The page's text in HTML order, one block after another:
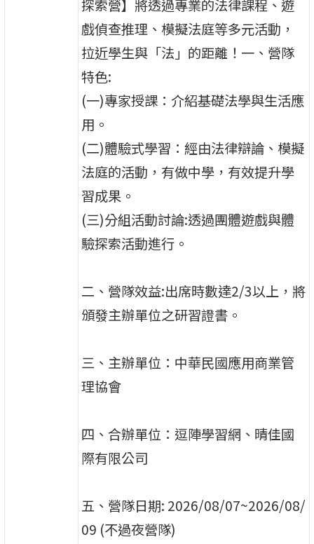
探索營】將透過專業的法律課程、遊
戲偵查推理、模擬法庭等多元活動，
拉近學生與「法」的距離！一、營隊
特色:
(一)專家授課：介紹基礎法學與生活應
用。
(二)體驗式學習：經由法律辯論、模擬
法庭的活動，有做中學，有效提升學
習成果。
(三)分組活動討論:透過團體遊戲與體
驗探索活動進行。
二、營隊效益:出席時數達2/3以上，將
頒發主辦單位之研習證書。
三、主辦單位：中華民國應用商業管
理協會
四、合辦單位：逗陣學習網、晴佳國
際有限公司
五、營隊日期: 2026/08/07~2026/08/
09 (不過夜營隊)